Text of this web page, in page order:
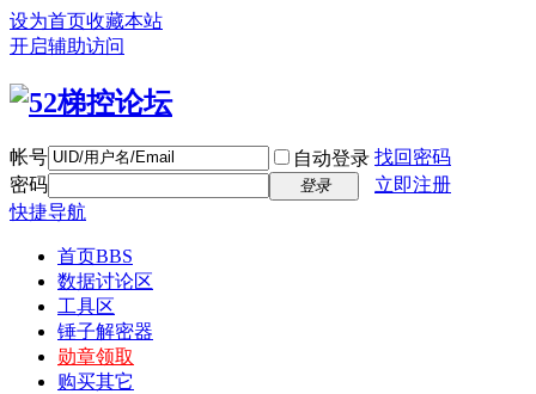
设为首页收藏本站
开启辅助访问
帐号 自动登录 找回密码
密码
登录
立即注册
快捷导航
首页BBS
数据讨论区
工具区
锤子解密器
勋章领取
购买其它